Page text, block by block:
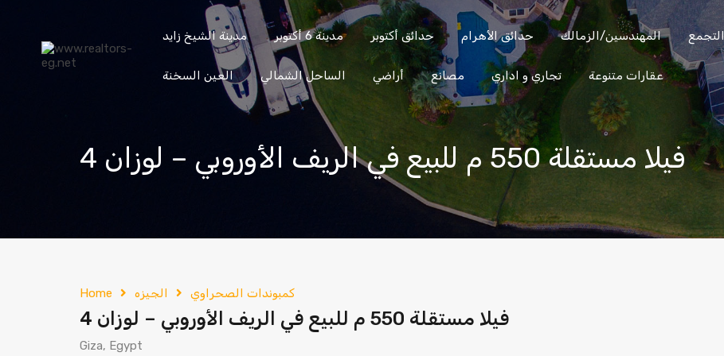
مدينة الشيخ
حدائق
أكتوبر
حدائق
الأهرام
المهندسين/
الزمالك
التجمع
العين
السخنة
الساحل
الشمالي
مدينة الشيخ زايد مدينة 6 أكتوبر حدائق أكتوبر حدائق الأهرام المهندسين/الزمالك التجمع
العين السخنة الساحل الشمالي أراضي مصانع تجاري و اداري عقارات متنوعة
فيلا مستقلة 550 م للبيع في الريف الأوروبي – لوزان 4
Home الجيزه كمبوندات الصحراوي
فيلا مستقلة 550 م للبيع في الريف الأوروبي – لوزان 4
Giza, Egypt